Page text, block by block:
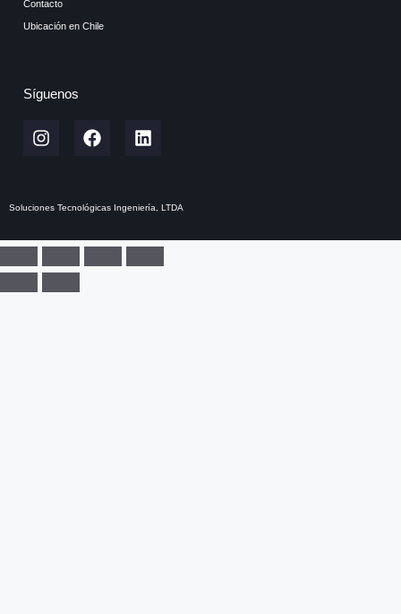
Contacto
Ubicación en Chile
Síguenos
Soluciones Tecnológicas Ingeniería, LTDA